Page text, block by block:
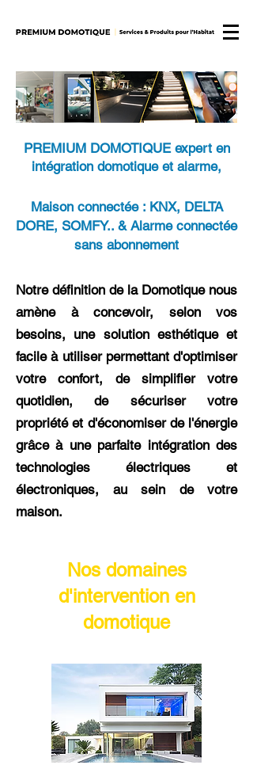
PREMIUM DOMOTIQUE expert en
intégration domotique et alarme,
Maison connectée : KNX, DELTA
DORE, SOMFY.. & Alarme connectée
sans abonnement
Notre définition de la Domotique nous
amène à concevoir, selon vos
besoins, une solution esthétique et
facile à utiliser permettant d'optimiser
votre confort, de simplifier votre
quotidien, de sécuriser votre
propriété et d'économiser de l'énergie
grâce à une parfaite intégration des
technologies électriques et
électroniques, au sein de votre
maison.
Nos domaines
d'intervention en
domotique